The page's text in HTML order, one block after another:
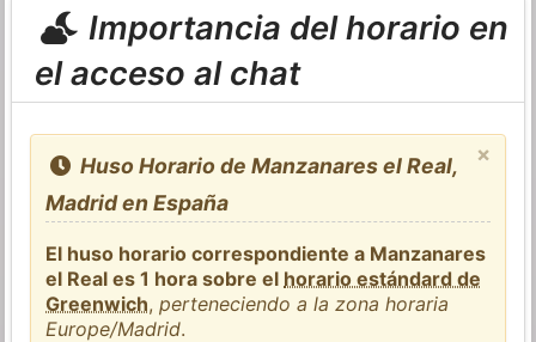
Importancia del horario en
el acceso al chat
×
Huso Horario de Manzanares el Real,
Madrid en España
El huso horario correspondiente a Manzanares
el Real es 1 hora sobre el horario estándard de
Greenwich,perteneciendo a la zona horaria
Europe/Madrid.